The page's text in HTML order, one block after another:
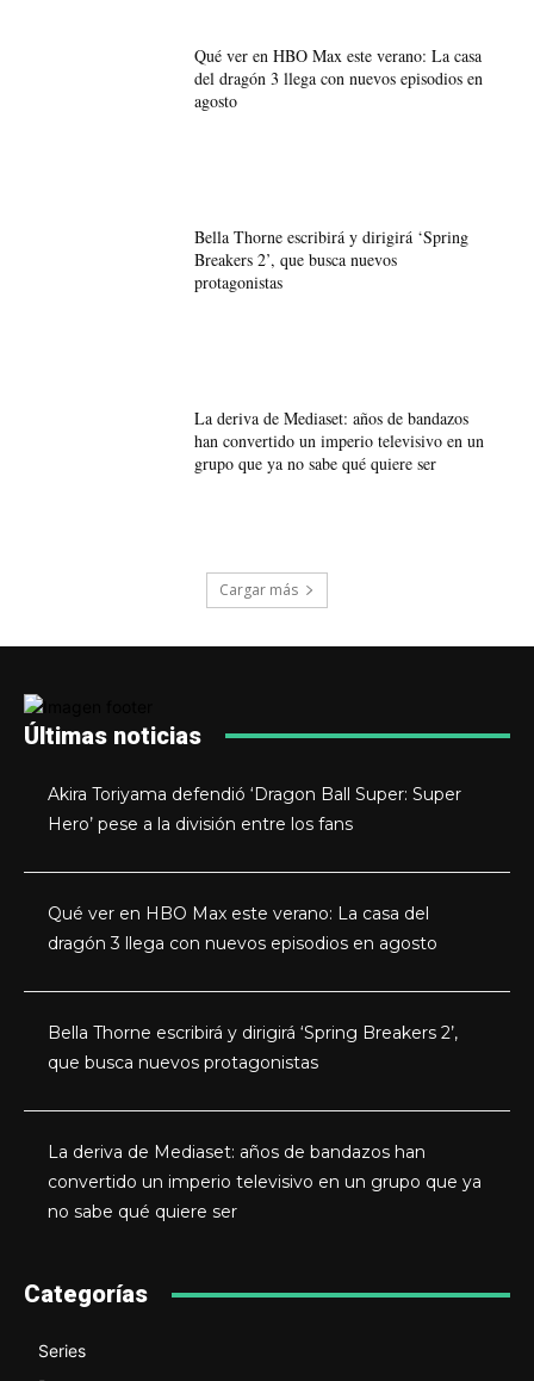
Qué ver en HBO Max este verano: La casa
del dragón 3 llega con nuevos episodios en
agosto
Bella Thorne escribirá y dirigirá ‘Spring
Breakers 2’, que busca nuevos
protagonistas
La deriva de Mediaset: años de bandazos
han convertido un imperio televisivo en un
grupo que ya no sabe qué quiere ser
Cargar más
Últimas noticias
Akira Toriyama defendió ‘Dragon Ball Super: Super
Hero’ pese a la división entre los fans
Qué ver en HBO Max este verano: La casa del
dragón 3 llega con nuevos episodios en agosto
Bella Thorne escribirá y dirigirá ‘Spring Breakers 2’,
que busca nuevos protagonistas
La deriva de Mediaset: años de bandazos han
convertido un imperio televisivo en un grupo que ya
no sabe qué quiere ser
Categorías
Series